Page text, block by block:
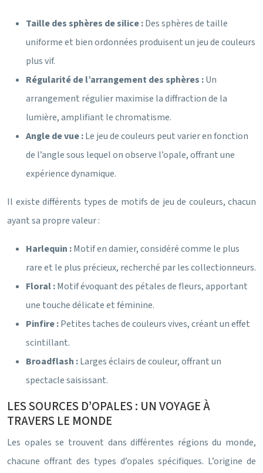
Taille des sphères de silice :Des sphères de taille
uniforme et bien ordonnées produisent un jeu de couleurs
plus vif.
Régularité de l’arrangement des sphères :Un
arrangement régulier maximise la diffraction de la
lumière, amplifiant le chromatisme.
Angle de vue :Le jeu de couleurs peut varier en fonction
de l’angle sous lequel on observe l’opale, offrant une
expérience dynamique.
Il existe différents types de motifs de jeu de couleurs, chacun
ayant sa propre valeur :
Harlequin :Motif en damier, considéré comme le plus
rare et le plus précieux, recherché par les collectionneurs.
Floral :Motif évoquant des pétales de fleurs, apportant
une touche délicate et féminine.
Pinfire :Petites taches de couleurs vives, créant un effet
scintillant.
Broadflash :Larges éclairs de couleur, offrant un
spectacle saisissant.
LES SOURCES D’OPALES : UN VOYAGE À
TRAVERS LE MONDE
Les opales se trouvent dans différentes régions du monde,
chacune offrant des types d’opales spécifiques. L’origine de